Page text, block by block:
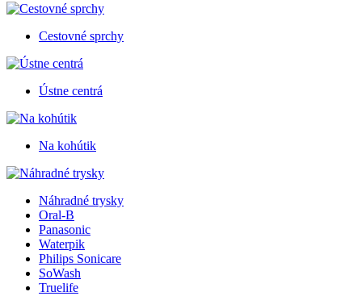
Cestovné sprchy
Ústne centrá
Na kohútik
Náhradné trysky
Oral-B
Panasonic
Waterpik
Philips Sonicare
SoWash
Truelife